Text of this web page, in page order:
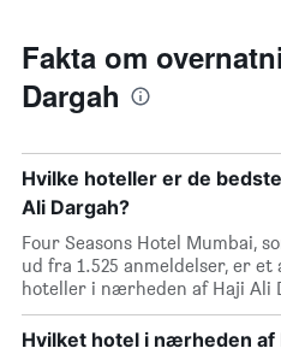
Fakta om
Dargah
Hvilke hoteller er de
Ali Dargah?
Four Seasons Hotel Mumbai,
ud fra 1.525 anmeldelser, er
hoteller i nærheden af Haji Ali
Hvilket hotel i nærheden af